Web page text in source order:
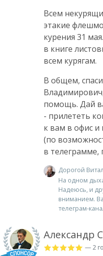
Всем
этакие
курения 31
в книге
всем курягам.
В общем,
помощь. Дай
- прилететь
к вам в офис и
(по
в телеграмме,
Дорогой
На одном
Надеюсь, и
вниманием.
телеграм-
Александр
— 2